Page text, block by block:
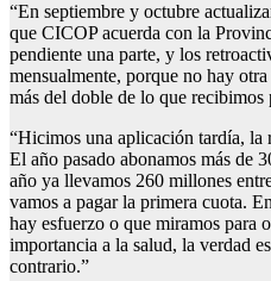
“En septiembre y octubre
que CICOP acuerda con la
pendiente una parte, y los
mensualmente, porque no hay
más del doble de lo que
“Hicimos una aplicación tardía, la
El año pasado abonamos más de
año ya llevamos 260 millones
vamos a pagar la primera cuota.
hay esfuerzo o que miramos para
importancia a la salud, la verdad
contrario.”